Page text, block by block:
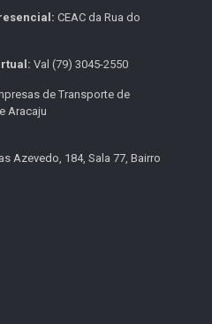
CEAC da Rua do
Val (79) 3045-2550
de Transporte de
Aracaju
Azevedo, 184, Sala 77, Bairro